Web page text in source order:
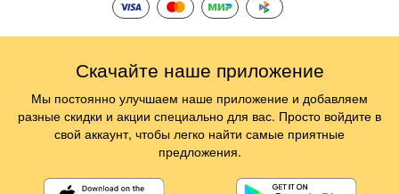
Скачайте наше приложение
Мы постоянно улучшаем наше приложение и добавляем
разные скидки и акции специально для вас. Просто войдите в
свой аккаунт, чтобы легко найти самые приятные
предложения.